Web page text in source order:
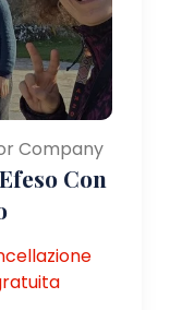
Company
Con